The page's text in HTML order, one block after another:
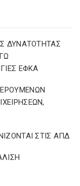
ΔΥΝΑΤΟΤΗΤΑΣ
ΕΦΚΑ
ΣΤΙΣ ΑΠΔ